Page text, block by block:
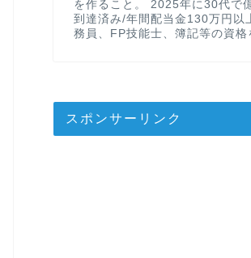
を作ること。 2025年に30代で
到達済み/年間配当金130万円以
務員、FP技能士、簿記等の資格
スポンサーリンク